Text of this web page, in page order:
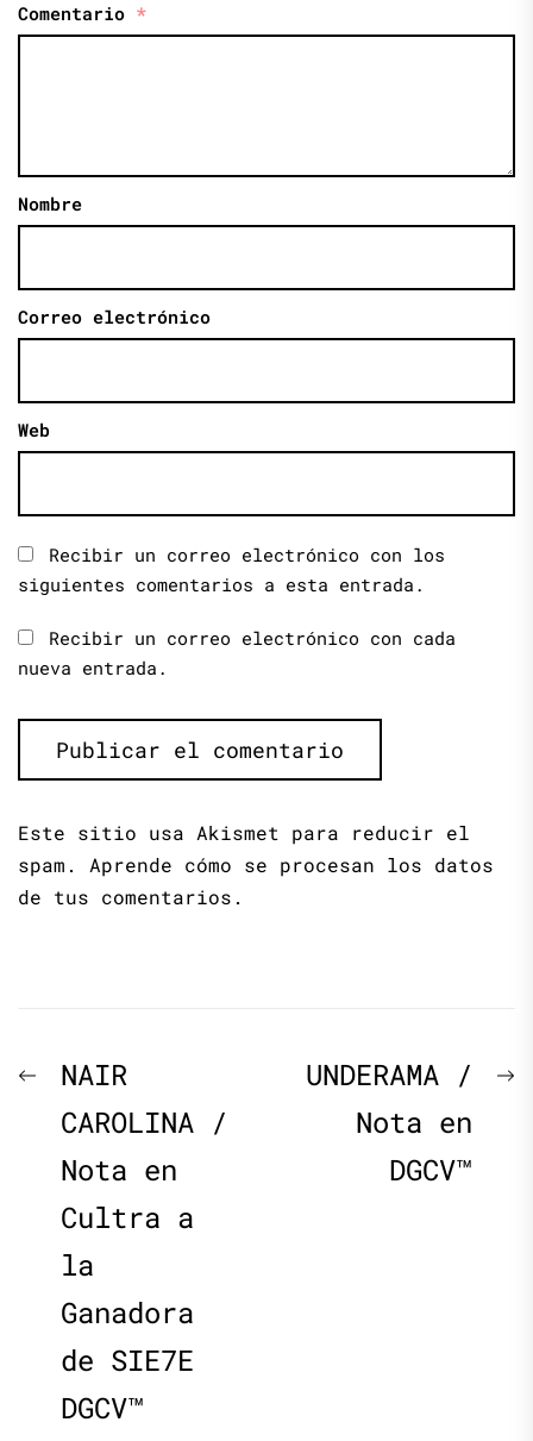
Comentario *
Nombre
Correo electrónico
Web
Recibir un correo electrónico con los
siguientes comentarios a esta entrada.
Recibir un correo electrónico con cada
nueva entrada.
Este sitio usa Akismet para reducir el
spam. Aprende cómo se procesan los datos
de tus comentarios.
Navegación
de
entradas
Previous
post:
NAIR
CAROLINA /
Nota en
Cultra a
la
Ganadora
de SIE7E
DGCV™
UNDERAMA /
Nota en
DGCV™